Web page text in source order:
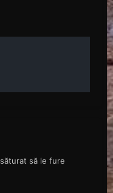
să le fure